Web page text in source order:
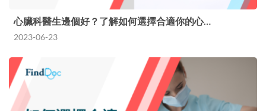
心臟科醫生邊個好？了解如何選擇合適你的心…
2023-06-23